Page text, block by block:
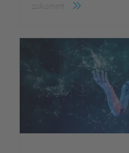
zukommt